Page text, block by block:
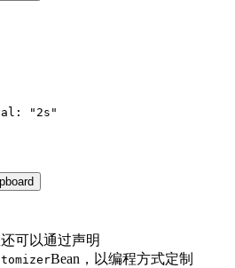
"2s"
可以通过声明
Bean，以编程方式定制